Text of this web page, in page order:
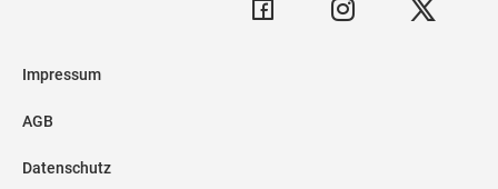
Impressum
AGB
Datenschutz